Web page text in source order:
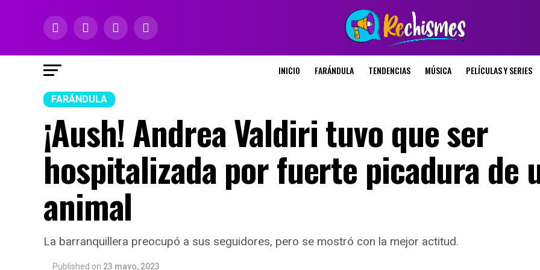
INICIO FARÁNDULA TENDENCIAS MÚSICA PELÍCULAS Y SERIES
FARÁNDULA
¡Aush! Andrea Valdiri tuvo que ser
hospitalizada por fuerte picadura de
animal
La barranquillera preocupó a sus seguidores, pero se mostró con la mejor actitud.
Published on 23 mayo, 2023